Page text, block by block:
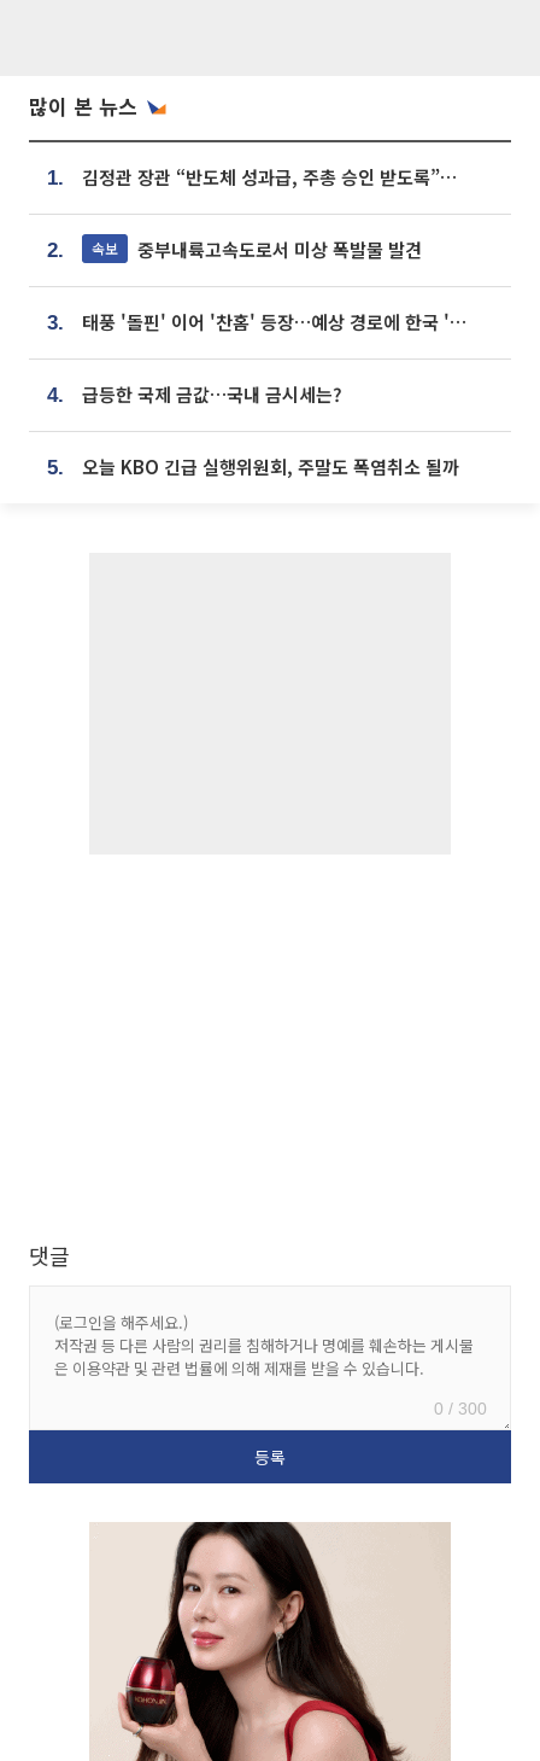
많이 본 뉴스
1. 김정관 장관 “반도체 성과급, 주총 승인 받도록”…상법·자본시장법 개정 시사
2. 속보 중부내륙고속도로서 미상 폭발물 발견
3. 태풍 '돌핀' 이어 '찬홈' 등장…예상 경로에 한국 '한숨'
4. 급등한 국제 금값…국내 금시세는?
5. 오늘 KBO 긴급 실행위원회, 주말도 폭염취소 될까
댓글
0 / 300